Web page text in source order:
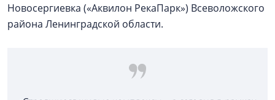
Новосергиевка («Аквилон РекаПарк») Всеволожского
района Ленинградской области.